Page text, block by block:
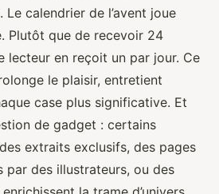
Le calendrier de l’avent joue
Plutôt que de recevoir 24
lecteur en reçoit un par jour. Ce
le plaisir, entretient
case plus significative. Et
de gadget : certains
extraits exclusifs, des pages
par des illustrateurs, ou des